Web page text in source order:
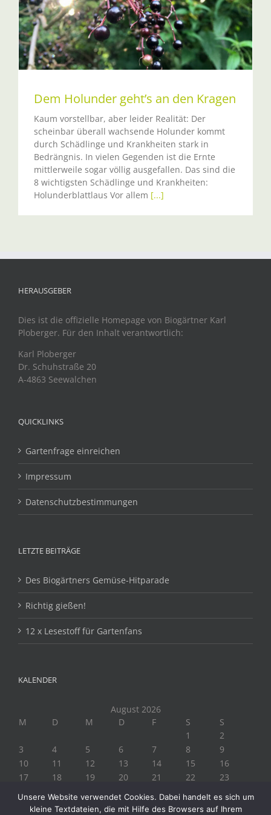
Dem Holunder geht’s an den Kragen
Kaum vorstellbar, aber leider Realität: Der
scheinbar überall wachsende Holunder kommt
durch Schädlinge und Krankheiten stark in
Bedrängnis. In vielen Gegenden ist die Ernte
mittlerweile sogar völlig ausgefallen. Das sind die
8 wichtigsten Schädlinge und Krankheiten:
Holunderblattlaus Vor allem [...]
HERAUSGEBER
Dies ist die offizielle Homepage von Biogärtner Karl
Ploberger. Für den Inhalt verantwortlich:
Karl Ploberger
Dr. Schuhstraße 20
A-4863 Seewalchen
QUICKLINKS
Gartenfrage einreichen
Impressum
Datenschutzbestimmungen
LETZTE BEITRÄGE
Des Biogärtners Gemüse-Hitparade
Richtig gießen!
12 x Lesestoff für Gartenfans
KALENDER
August 2026
M
D M D F S
S
1
2
3
4 5 6 7 8
9
10
11 12 13 14 15
16
17
18 19 20 21 22
23
Unsere Website verwendet Cookies. Dabei handelt es sich um
kleine Textdateien, die mit Hilfe des Browsers auf Ihrem